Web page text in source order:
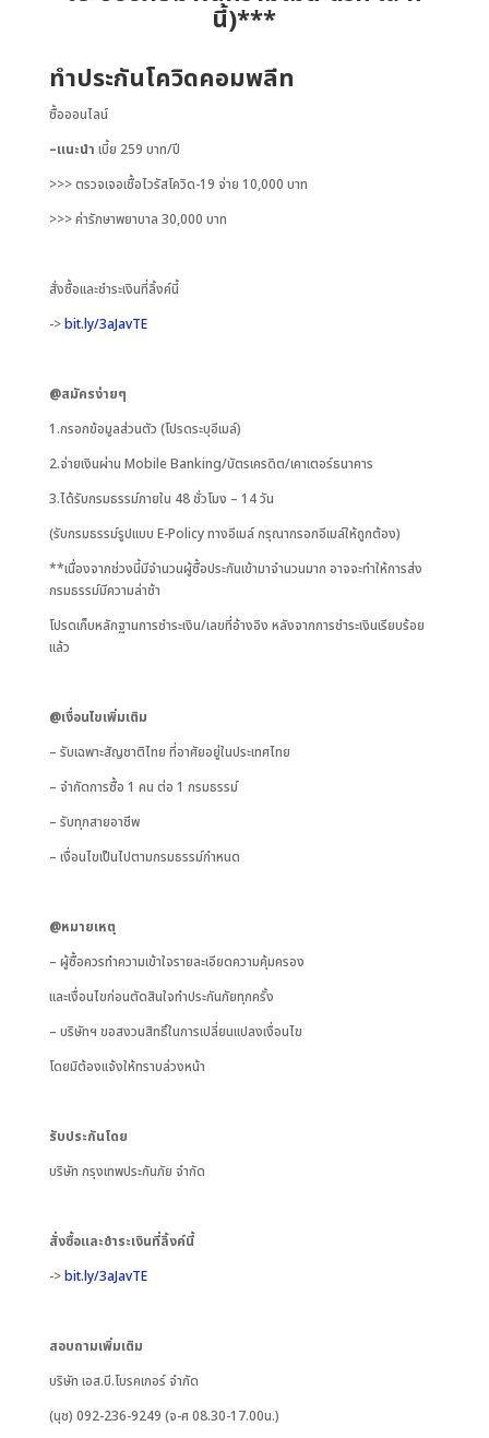
นี้)***
ทำประกันโควิดคอมพลีท
ซื้อออนไลน์
–แนะนำ เบี้ย 259 บาท/ปี
>>> ตรวจเจอเชื้อไวรัสโควิด-19 จ่าย 10,000 บาท
>>> ค่ารักษาพยาบาล 30,000 บาท
สั่งซื้อและชำระเงินที่ลิ้งค์นี้
->bit.ly/3aJavTE
@สมัครง่ายๆ
1.กรอกข้อมูลส่วนตัว (โปรดระบุอีเมล์)
2.จ่ายเงินผ่าน Mobile Banking/บัตรเครดิต/เคาเตอร์ธนาคาร
3.ได้รับกรมธรรม์ภายใน 48 ชั่วโมง – 14 วัน
(รับกรมธรรม์รูปแบบ E-Policy ทางอีเมล์ กรุณากรอกอีเมล์ให้ถูกต้อง)
**เนื่องจากช่วงนี้มีจำนวนผู้ซื้อประกันเข้ามาจำนวนมาก อาจจะทำให้การส่ง
กรมธรรม์มีความล่าช้า
โปรดเก็บหลักฐานการชำระเงิน/เลขที่อ้างอิง หลังจากการชำระเงินเรียบร้อย
แล้ว
@เงื่อนไขเพิ่มเติม
– รับเฉพาะสัญชาติไทย ที่อาศัยอยู่ในประเทศไทย
– จำกัดการซื้อ 1 คน ต่อ 1 กรมธรรม์
– รับทุกสายอาชีพ
– เงื่อนไขเป็นไปตามกรมธรรม์กำหนด
@หมายเหตุ
– ผู้ซื้อควรทำความเข้าใจรายละเอียดความคุ้มครอง
และเงื่อนไขก่อนตัดสินใจทำประกันภัยทุกครั้ง
– บริษัทฯ ขอสงวนสิทธิ์ในการเปลี่ยนแปลงเงื่อนไข
โดยมิต้องแจ้งให้ทราบล่วงหน้า
รับประกันโดย
บริษัท กรุงเทพประกันภัย จำกัด
สั่งซื้อและชำระเงินที่ลิ้งค์นี้
->bit.ly/3aJavTE
สอบถามเพิ่มเติม
บริษัท เอส.บี.โบรคเกอร์ จำกัด
(นุช) 092-236-9249 (จ-ศ 08.30-17.00น.)